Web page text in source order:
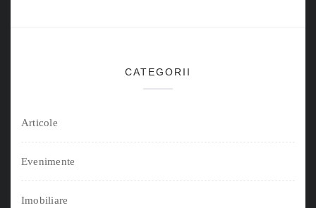
CATEGORII
Articole
Evenimente
Imobiliare